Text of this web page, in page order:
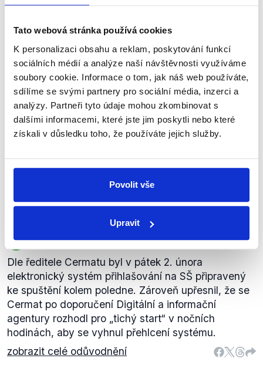
Tato webová stránka používá cookies
K personalizaci obsahu a reklam, poskytování funkcí
sociálních médií a analýze naší návštěvnosti využíváme
soubory cookie. Informace o tom, jak náš web používáte,
sdílíme se svými partnery pro sociální média, inzerci a
analýzy. Partneři tyto údaje mohou zkombinovat s
dalšími informacemi, které jste jim poskytli nebo které
získali v důsledku toho, že používáte jejich služby.
Povolit vše
Upravit
Mikuláš Bek
Spuštění toho systému (systému
elektronického přihlašování na
střední školy při opožděném startu
během pátku 2. února,
pozn. Demagog.cz) bylo možné
v poledne, jenom z důvodu
bezpečnosti a stability
(…) jsme museli odložit to spuštění
do večerních hodin.
PRAVDA
Dle ředitele Cermatu byl v pátek 2. února
elektronický systém přihlašování na SŠ připravený
ke spuštění kolem poledne. Zároveň upřesnil, že se
Cermat po doporučení Digitální a informační
agentury rozhodl pro „tichý start“ v nočních
hodinách, aby se vyhnul přehlcení systému.
zobrazit celé odůvodnění